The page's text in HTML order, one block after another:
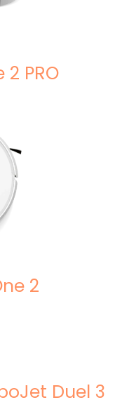
PRO
2
Duel 3